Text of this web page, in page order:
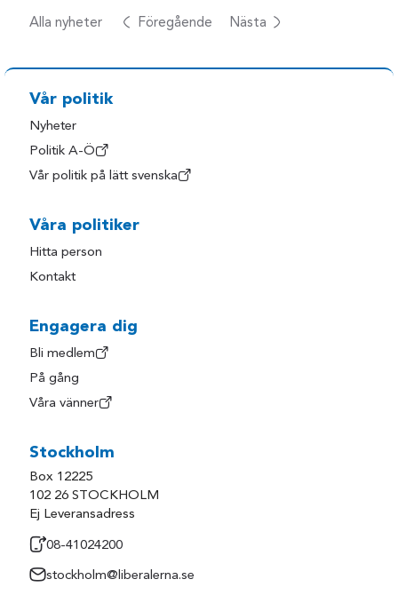
Alla nyheter Föregående Nästa
Vår politik
Nyheter
Politik A-Ö
Vår politik på lätt svenska
Våra politiker
Hitta person
Kontakt
Engagera dig
Bli medlem
På gång
Våra vänner
Stockholm
Box 12225
102 26 STOCKHOLM
Ej Leveransadress
08-41024200
stockholm@liberalerna.se